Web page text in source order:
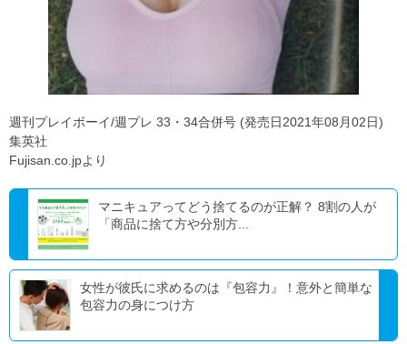
週刊プレイボーイ/週プレ 33・34合併号 (発売日2021年08月02日)
集英社
Fujisan.co.jpより
マニキュアってどう捨てるのが正解？ 8割の人が
「商品に捨て方や分別方...
女性が彼氏に求めるのは『包容力』！意外と簡単な
包容力の身につけ方